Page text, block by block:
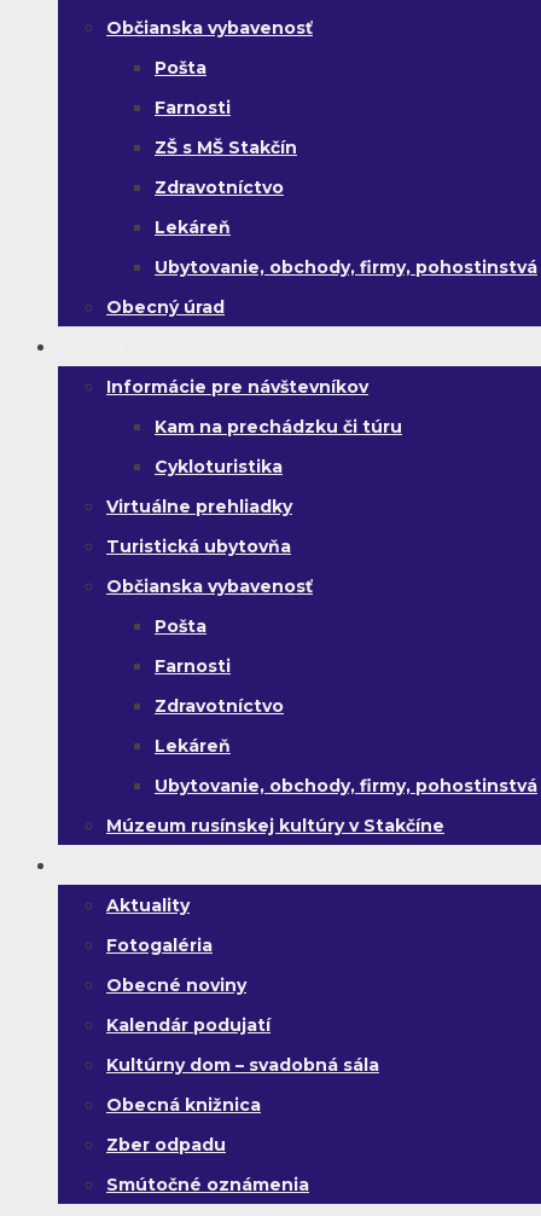
Občianska vybavenosť
Pošta
Farnosti
ZŠ s MŠ Stakčín
Zdravotníctvo
Lekáreň
Ubytovanie, obchody, firmy, pohostinstvá
Obecný úrad
Informácie pre návštevníkov
Kam na prechádzku či túru
Cykloturistika
Virtuálne prehliadky
Turistická ubytovňa
Občianska vybavenosť
Pošta
Farnosti
Zdravotníctvo
Lekáreň
Ubytovanie, obchody, firmy, pohostinstvá
Múzeum rusínskej kultúry v Stakčíne
Aktuality
Fotogaléria
Obecné noviny
Kalendár podujatí
Kultúrny dom – svadobná sála
Obecná knižnica
Zber odpadu
Smútočné oznámenia